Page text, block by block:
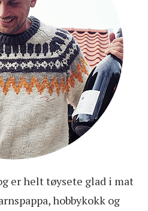
er helt tøysete glad i mat
hobbykokk og